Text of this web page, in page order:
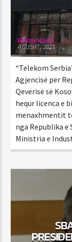
Mentor Hajrizi
4 GUSHT, 2023
“Telekom
Agjencisë për
Qeverisë së
hequr licenca e
menaxhmentit
nga Republika e
Ministria e